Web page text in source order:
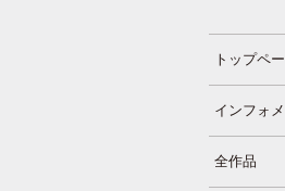
トップペ
インフォ
全作品